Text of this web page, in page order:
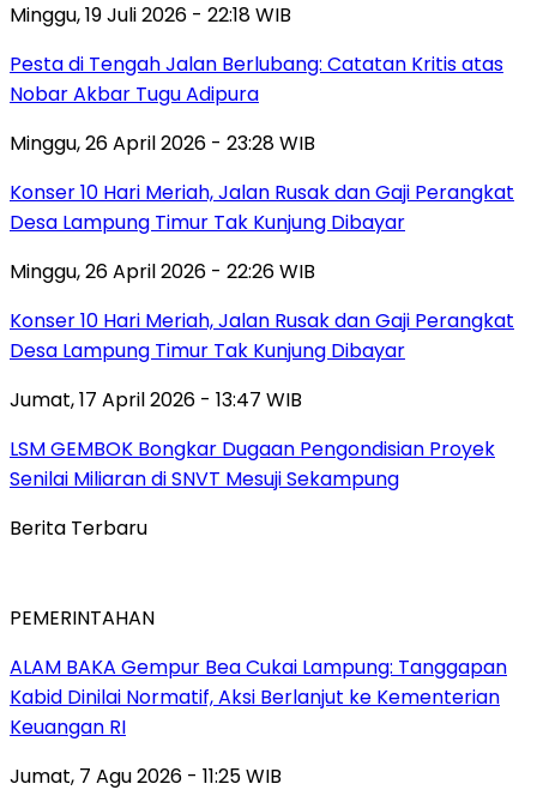
Minggu, 19 Juli 2026 - 22:18 WIB
Pesta di Tengah Jalan Berlubang: Catatan Kritis atas
Nobar Akbar Tugu Adipura
Minggu, 26 April 2026 - 23:28 WIB
Konser 10 Hari Meriah, Jalan Rusak dan Gaji Perangkat
Desa Lampung Timur Tak Kunjung Dibayar
Minggu, 26 April 2026 - 22:26 WIB
Konser 10 Hari Meriah, Jalan Rusak dan Gaji Perangkat
Desa Lampung Timur Tak Kunjung Dibayar
Jumat, 17 April 2026 - 13:47 WIB
LSM GEMBOK Bongkar Dugaan Pengondisian Proyek
Senilai Miliaran di SNVT Mesuji Sekampung
Berita Terbaru
PEMERINTAHAN
ALAM BAKA Gempur Bea Cukai Lampung: Tanggapan
Kabid Dinilai Normatif, Aksi Berlanjut ke Kementerian
Keuangan RI
Jumat, 7 Agu 2026 - 11:25 WIB